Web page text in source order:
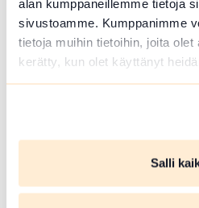
alan kumppaneillemme tietoja
sivustoamme. Kumppanimme
tietoja muihin tietoihin, joita olet
kerätty, kun olet käyttänyt
Salli
ELO 07 2026